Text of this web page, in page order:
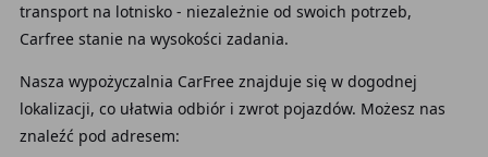
transport na lotnisko - niezależnie od swoich potrzeb,
Carfree stanie na wysokości zadania.
Nasza wypożyczalnia CarFree znajduje się w dogodnej
lokalizacji, co ułatwia odbiór i zwrot pojazdów. Możesz nas
znaleźć pod adresem: